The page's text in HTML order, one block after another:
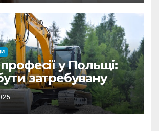
у Польщі:
затребувану
та заробляти